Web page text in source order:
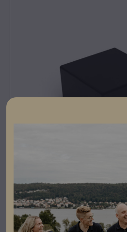
Registrera dig som partner för att
göra beställningar.
Plastlock/ändskydd utvändig